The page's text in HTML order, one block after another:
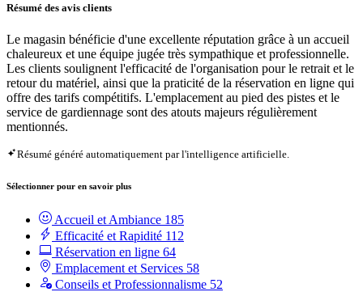
Résumé des avis clients
Le magasin bénéficie d'une excellente réputation grâce à un accueil
chaleureux et une équipe jugée très sympathique et professionnelle.
Les clients soulignent l'efficacité de l'organisation pour le retrait et le
retour du matériel, ainsi que la praticité de la réservation en ligne qui
offre des tarifs compétitifs. L'emplacement au pied des pistes et le
service de gardiennage sont des atouts majeurs régulièrement
mentionnés.
Résumé généré automatiquement par l'intelligence artificielle.
Sélectionner pour en savoir plus
Accueil et Ambiance 185
Efficacité et Rapidité 112
Réservation en ligne 64
Emplacement et Services 58
Conseils et Professionnalisme 52